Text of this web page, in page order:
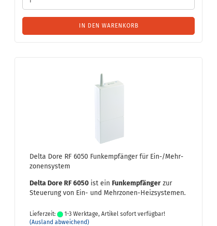
IN DEN WARENKORB
Delta Dore RF 6050 Funk­emp­fän­ger für Ein-/Mehr­
zo­nen­sys­tem
Delta Dore RF 6050 ist ein Funk­emp­fän­ger zur
Steue­rung von Ein- und Mehrzonen-​Heizsystemen.
Lieferzeit:
1-3 Werktage, Artikel sofort verfügbar!
(Ausland abweichend)